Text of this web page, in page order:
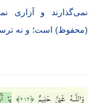
نمی‌گذارند و آزاری
(محفوظ) است؛ و نه